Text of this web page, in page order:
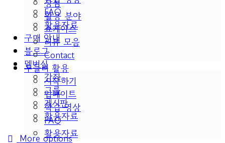
FAQ
활용자료
구매 안내
블로그
멤버십
강좌
그룹
게시판
활용자료
More options
활용 분야
쇼케이스
리뷰 모음
Contact
두들리 활용
시작하기
업데이트
학습 영상
FAQ
활용자료